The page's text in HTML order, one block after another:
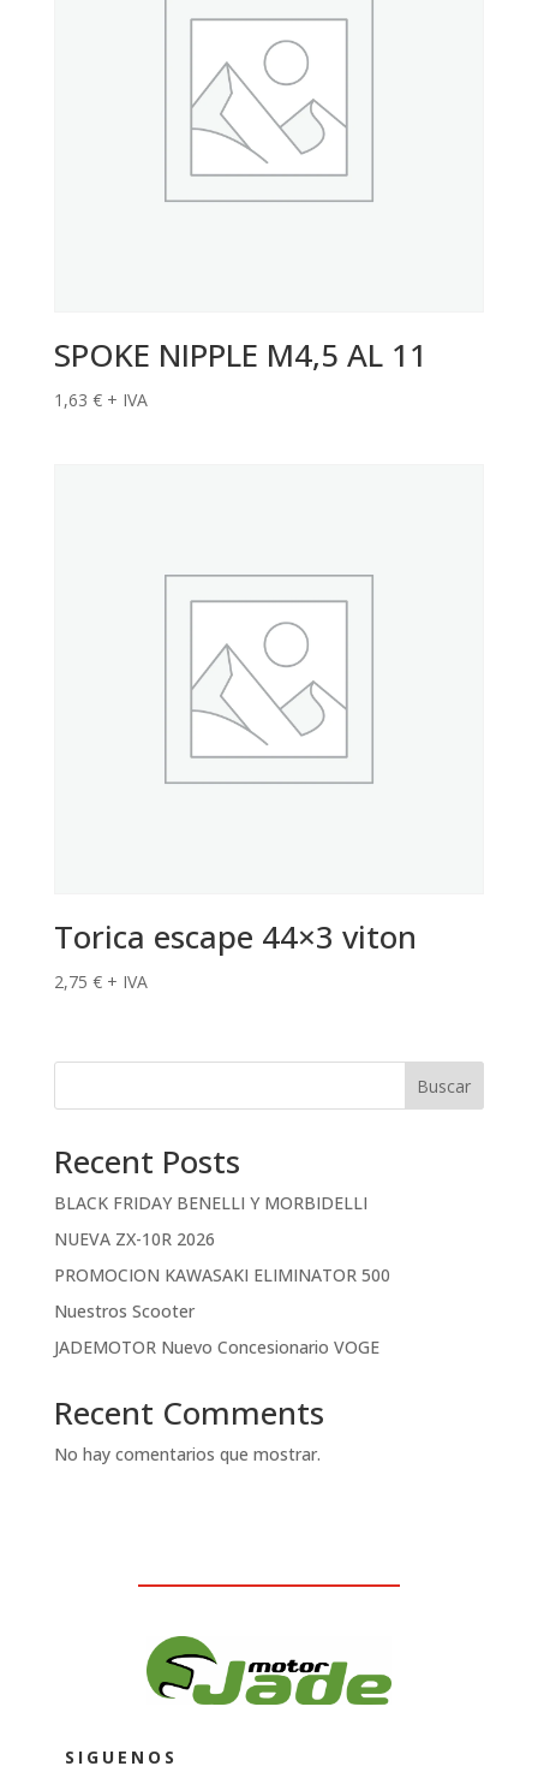
SPOKE NIPPLE M4,5 AL 11
1,63 € + IVA
Torica escape 44×3 viton
2,75 € + IVA
Buscar
Recent Posts
BLACK FRIDAY BENELLI Y MORBIDELLI
NUEVA ZX-10R 2026
PROMOCION KAWASAKI ELIMINATOR 500
Nuestros Scooter
JADEMOTOR Nuevo Concesionario VOGE
Recent Comments
No hay comentarios que mostrar.
SIGUENOS